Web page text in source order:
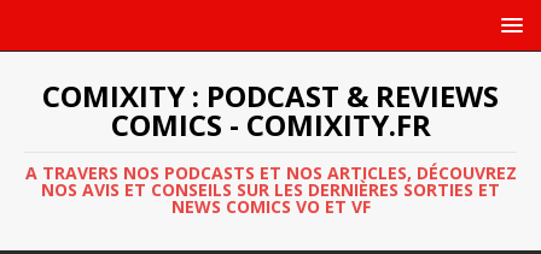
COMIXITY : PODCAST & REVIEWS
COMICS - COMIXITY.FR
A TRAVERS NOS PODCASTS ET NOS ARTICLES, DÉCOUVREZ
NOS AVIS ET CONSEILS SUR LES DERNIÈRES SORTIES ET
NEWS COMICS VO ET VF